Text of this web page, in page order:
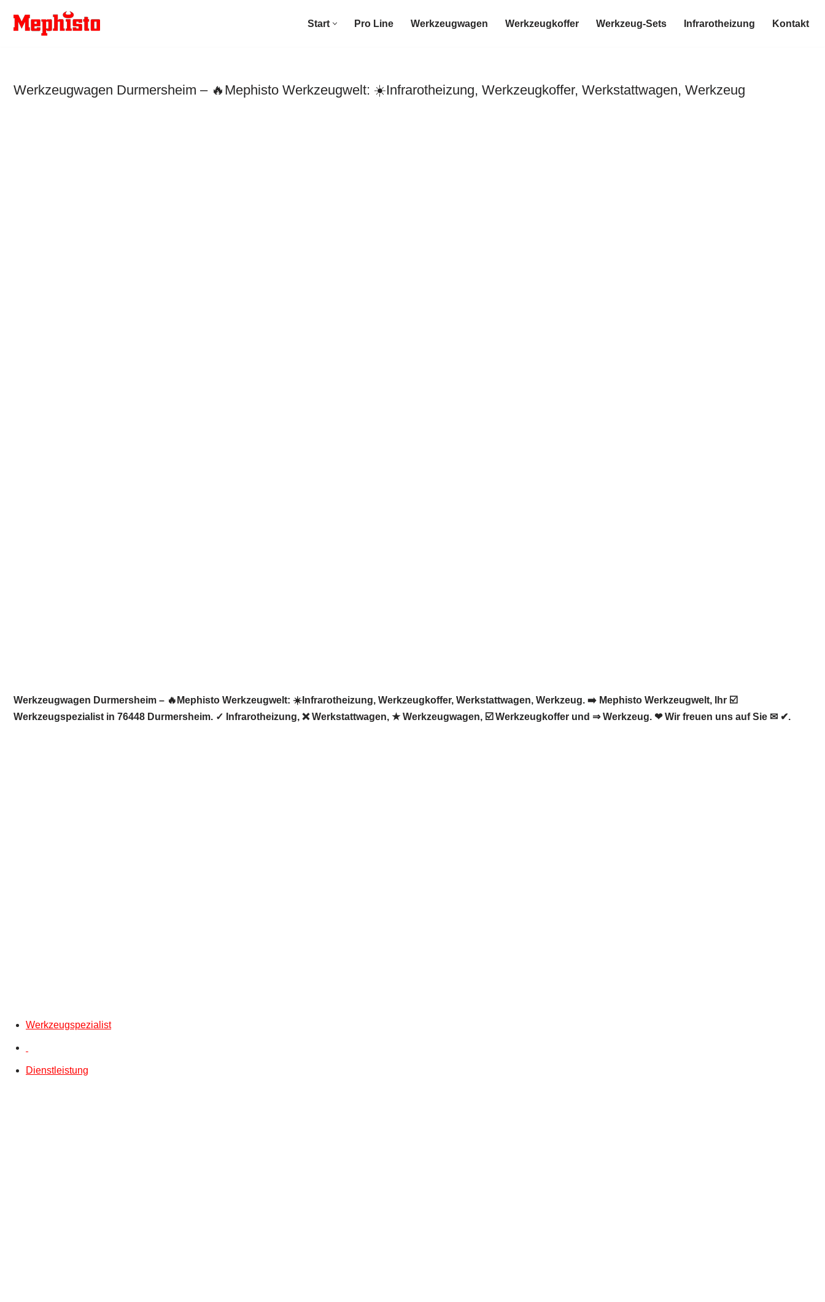
Zum
Start Pro Line Werkzeugwagen Werkzeugkoffer Werkzeug-Sets Infrarotheizung Kontakt
Werkzeugwagen Durmersheim – 🔥Mephisto Werkzeugwelt: ☀️Infrarotheizung, Werkzeugkoffer, Werkstattwagen, Werkzeug
Werkzeugwagen Durmersheim – 🔥Mephisto Werkzeugwelt: ☀️Infrarotheizung, Werkzeugkoffer, Werkstattwagen, Werkzeug. ➡️ Mephisto Werkzeugwelt, Ihr ☑️
Werkzeugspezialist in 76448 Durmersheim. ✓ Infrarotheizung, ❌ Werkstattwagen, ★ Werkzeugwagen, ☑️ Werkzeugkoffer und ⇒ Werkzeug. ❤ Wir freuen uns auf Sie ✉ ✔.
Werkzeugspezialist
Dienstleistung